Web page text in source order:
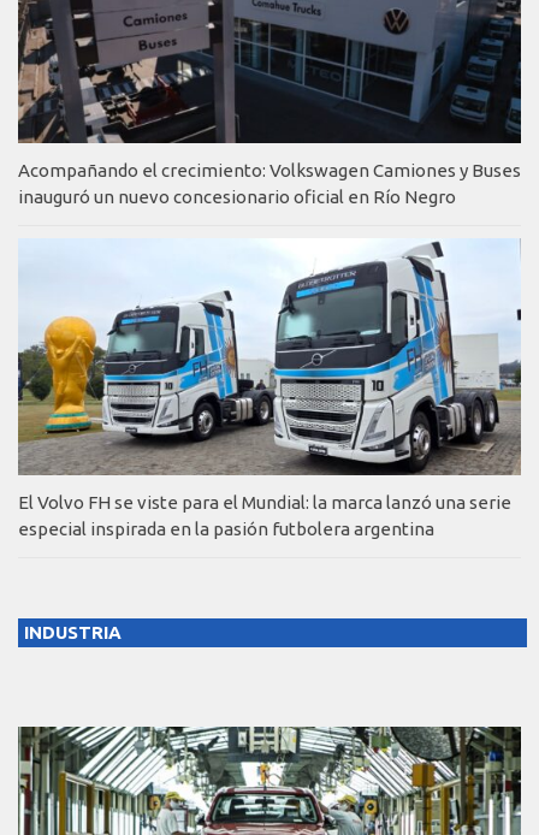
Acompañando el crecimiento: Volkswagen Camiones y Buses
inauguró un nuevo concesionario oficial en Río Negro
El Volvo FH se viste para el Mundial: la marca lanzó una serie
especial inspirada en la pasión futbolera argentina
INDUSTRIA